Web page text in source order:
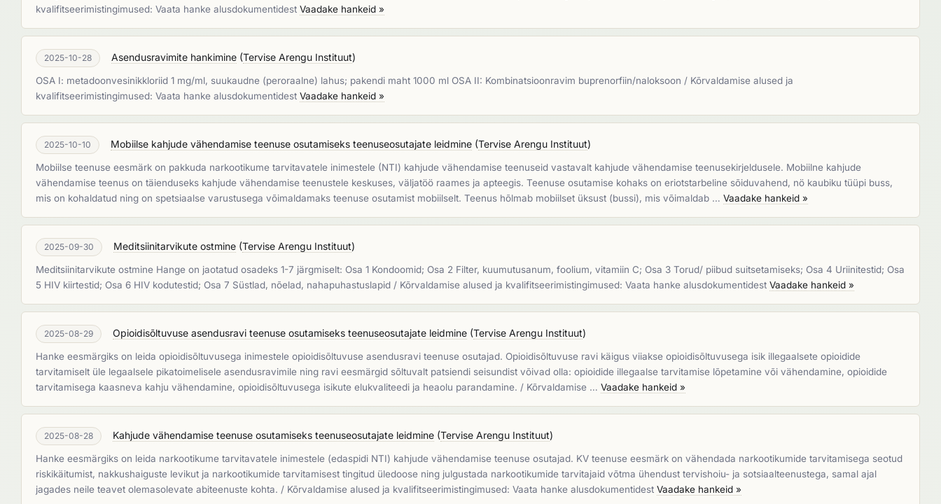
kvalifitseerimistingimused: Vaata hanke alusdokumentidest Vaadake hankeid »
2025-10-28 Asendusravimite hankimine (Tervise Arengu Instituut)
OSA I: metadoonvesinikkloriid 1 mg/ml, suukaudne (peroraalne) lahus; pakendi maht 1000 ml OSA II: Kombinatsioonravim buprenorfiin/naloksoon / Kõrvaldamise alused ja
kvalifitseerimistingimused: Vaata hanke alusdokumentidest Vaadake hankeid »
2025-10-10 Mobiilse kahjude vähendamise teenuse osutamiseks teenuseosutajate leidmine (Tervise Arengu Instituut)
Mobiilse teenuse eesmärk on pakkuda narkootikume tarvitavatele inimestele (NTI) kahjude vähendamise teenuseid vastavalt kahjude vähendamise teenusekirjeldusele. Mobiilne kahjude
vähendamise teenus on täienduseks kahjude vähendamise teenustele keskuses, väljatöö raames ja apteegis. Teenuse osutamise kohaks on eriotstarbeline sõiduvahend, nö kaubiku tüüpi buss,
mis on kohaldatud ning on spetsiaalse varustusega võimaldamaks teenuse osutamist mobiilselt. Teenus hõlmab mobiilset üksust (bussi), mis võimaldab … Vaadake hankeid »
2025-09-30 Meditsiinitarvikute ostmine (Tervise Arengu Instituut)
Meditsiinitarvikute ostmine Hange on jaotatud osadeks 1-7 järgmiselt: Osa 1 Kondoomid; Osa 2 Filter, kuumutusanum, foolium, vitamiin C; Osa 3 Torud/ piibud suitsetamiseks; Osa 4 Uriinitestid; Osa
5 HIV kiirtestid; Osa 6 HIV kodutestid; Osa 7 Süstlad, nõelad, nahapuhastuslapid / Kõrvaldamise alused ja kvalifitseerimistingimused: Vaata hanke alusdokumentidest Vaadake hankeid »
2025-08-29 Opioidisõltuvuse asendusravi teenuse osutamiseks teenuseosutajate leidmine (Tervise Arengu Instituut)
Hanke eesmärgiks on leida opioidisõltuvusega inimestele opioidisõltuvuse asendusravi teenuse osutajad. Opioidisõltuvuse ravi käigus viiakse opioidisõltuvusega isik illegaalsete opioidide
tarvitamiselt üle legaalsele pikatoimelisele asendusravimile ning ravi eesmärgid sõltuvalt patsiendi seisundist võivad olla: opioidide illegaalse tarvitamise lõpetamine või vähendamine, opioidide
tarvitamisega kaasneva kahju vähendamine, opioidisõltuvusega isikute elukvaliteedi ja heaolu parandamine. / Kõrvaldamise … Vaadake hankeid »
2025-08-28 Kahjude vähendamise teenuse osutamiseks teenuseosutajate leidmine (Tervise Arengu Instituut)
Hanke eesmärgiks on leida narkootikume tarvitavatele inimestele (edaspidi NTI) kahjude vähendamise teenuse osutajad. KV teenuse eesmärk on vähendada narkootikumide tarvitamisega seotud
riskikäitumist, nakkushaiguste levikut ja narkootikumide tarvitamisest tingitud üledoose ning julgustada narkootikumide tarvitajaid võtma ühendust tervishoiu- ja sotsiaalteenustega, samal ajal
jagades neile teavet olemasolevate abiteenuste kohta. / Kõrvaldamise alused ja kvalifitseerimistingimused: Vaata hanke alusdokumentidest Vaadake hankeid »